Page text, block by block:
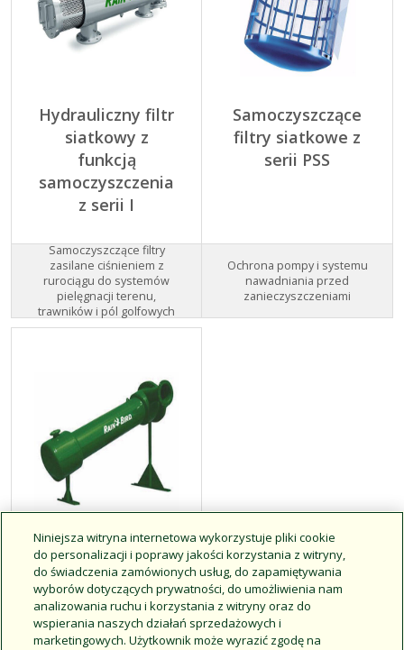
Hydrauliczny filtr
siatkowy z
funkcją
samoczyszczenia
z serii I
Samoczyszczące filtry
zasilane ciśnieniem z
rurociągu do systemów
pielęgnacji terenu,
trawników i pól golfowych
Samoczyszczące
filtry siatkowe z
serii PSS
Ochrona pompy i systemu
nawadniania przed
zanieczyszczeniami
Wirowy separator
piasku z serii CS
Wychwytuje i usuwa
Niniejsza witryna internetowa wykorzystuje pliki cookie
do personalizacji i poprawy jakości korzystania z witryny,
do świadczenia zamówionych usług, do zapamiętywania
wyborów dotyczących prywatności, do umożliwienia nam
analizowania ruchu i korzystania z witryny oraz do
wspierania naszych działań sprzedażowych i
marketingowych. Użytkownik może wyrazić zgodę na